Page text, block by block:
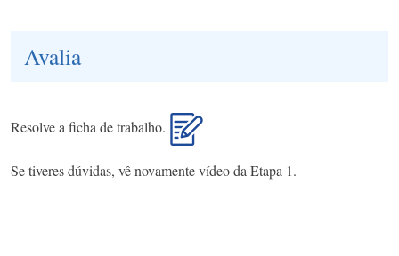
Avalia
Resolve a ficha de trabalho.
Se tiveres dúvidas, vê novamente vídeo da Etapa 1.